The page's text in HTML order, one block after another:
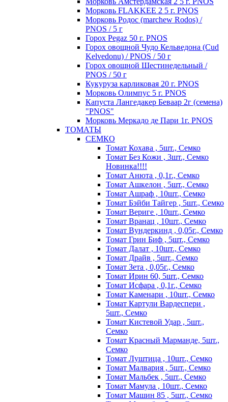
Морковь FLAKKEE 2 5 г. PNOS
Морковь Родос (marchew Rodos) /
PNOS / 5 г
Горох Pegaz 50 г. PNOS
Горох овощной Чудо Кельведона (Cud
Kelvedonu) / PNOS / 50 г
Горох овощной Шестинедельный /
PNOS / 50 г
Кукуруза карликовая 20 г. PNOS
Морковь Олимпус 5 г. PNOS
Капуста Лангедакер Беваар 2г (семена)
"PNOS"
Морковь Меркадо де Пари 1г. PNOS
ТОМАТЫ
СЕМКО
Томат Кохава , 5шт., Семко
Томат Без Кожи , 3шт., Семко
Новинка!!!!
Томат Анюта , 0,1г., Семко
Томат Ашкелон , 5шт., Семко
Томат Ашраф , 10шт., Семко
Томат Бэйби Тайгер , 5шт., Семко
Томат Вериге , 10шт., Семко
Томат Вранац , 10шт., Семко
Томат Вундеркинд , 0,05г., Семко
Томат Грин Биф , 5шт., Семко
Томат Далат , 10шт., Семко
Томат Драйв , 5шт., Семко
Томат Зета , 0,05г., Семко
Томат Ирин 60, 5шт., Семко
Томат Исфара , 0,1г., Семко
Томат Каменари , 10шт., Семко
Томат Картули Вардеспери ,
5шт., Семко
Томат Кистевой Удар , 5шт.,
Семко
Томат Красный Марманде, 5шт.,
Семко
Томат Луштица , 10шт., Семко
Томат Малвария , 5шт., Семко
Томат Мальбек , 5шт., Семко
Томат Мамула , 10шт., Семко
Томат Машин 85 , 5шт., Семко